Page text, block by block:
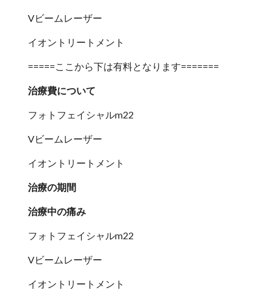
Vビームレーザー
イオントリートメント
=====ここから下は有料となります=======
治療費について
フォトフェイシャルm22
Vビームレーザー
イオントリートメント
治療の期間
治療中の痛み
フォトフェイシャルm22
Vビームレーザー
イオントリートメント